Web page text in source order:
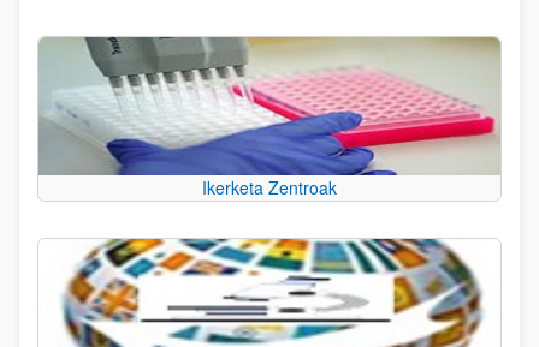
Ikerketa Zentroak